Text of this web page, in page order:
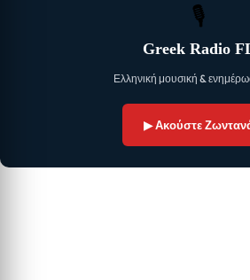
🎙
Greek Radio
Ελληνική μουσική &
▶ Ακούστε